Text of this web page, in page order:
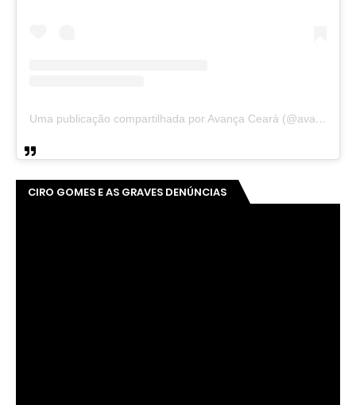
Uma publicação compartilhada por Avança Ceará (@avancaceara)
CIRO GOMES E AS GRAVES DENÚNCIAS